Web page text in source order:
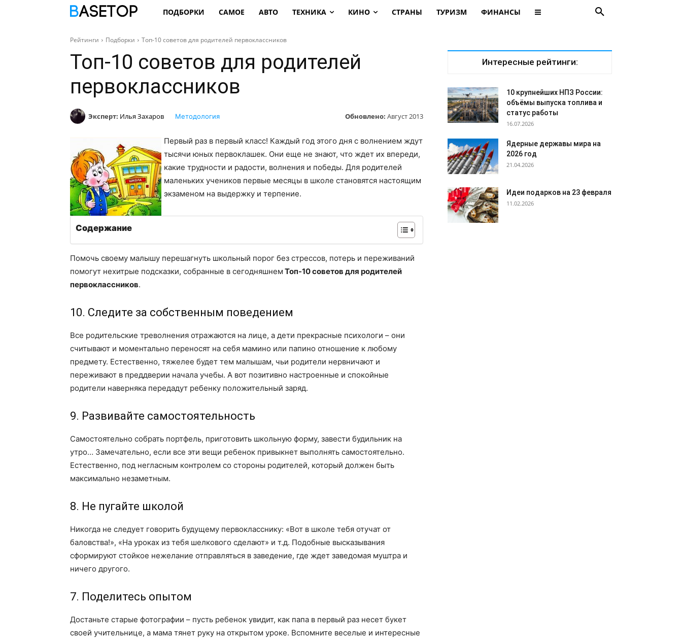
ПОДБОРКИ САМОЕ АВТО ТЕХНИКА КИНО СТРАНЫ ТУРИЗМ ФИНАНСЫ
Рейтинги Подборки Топ-10 советов для родителей первоклассников
Топ-10 советов для родителей
первоклассников
Эксперт: Илья Захаров Обновлено: Август 2013
Методология
Первый раз в первый класс! Каждый год этого дня с волнением ждут
тысячи юных первоклашек. Они еще не знают, что ждет их впереди,
какие трудности и радости, волнения и победы. Для родителей
маленьких учеников первые месяцы в школе становятся настоящим
экзаменом на выдержку и терпение.
Содержание
Помочь своему малышу перешагнуть школьный порог без стрессов, потерь и переживаний
помогут нехитрые подсказки, собранные в сегодняшнем Топ-10 советов для родителей
первоклассников.
10. Следите за собственным поведением
Все родительские треволнения отражаются на лице, а дети прекрасные психологи – они
считывают и моментально переносят на себя мамино или папино отношение к любому
предмету. Естественно, тяжелее будет тем малышам, чьи родители нервничают и
переживают в преддверии начала учебы. А вот позитивно настроенные и спокойные
родители наверняка передадут ребенку положительный заряд.
9. Развивайте самостоятельность
Самостоятельно собрать портфель, приготовить школьную форму, завести будильник на
утро… Замечательно, если все эти вещи ребенок привыкнет выполнять самостоятельно.
Естественно, под негласным контролем со стороны родителей, который должен быть
максимально незаметным.
8. Не пугайте школой
Никогда не следует говорить будущему первокласснику: «Вот в школе тебя отучат от
баловства!», «На уроках из тебя шелкового сделают» и т.д. Подобные высказывания
сформируют стойкое нежелание отправляться в заведение, где ждет заведомая муштра и
ничего другого.
7. Поделитесь опытом
Достаньте старые фотографии – пусть ребенок увидит, как папа в первый раз несет букет
своей учительнице, а мама тянет руку на открытом уроке. Вспомните веселые и интересные
Интересные рейтинги:
10 крупнейших НПЗ России:
объёмы выпуска топлива и
статус работы
16.07.2026
Ядерные державы мира на
2026 год
21.04.2026
Идеи подарков на 23 февраля
11.02.2026